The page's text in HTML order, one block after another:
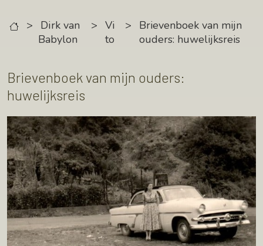
>
Dirk van
Babylon
> Vi
to
>
Brievenboek van mijn
ouders: huwelijksreis
Brievenboek van mijn ouders:
huwelijksreis